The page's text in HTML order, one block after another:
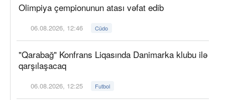
Olimpiya çempionunun atası vəfat edib
06.08.2026, 12:46 Cüdo
"Qarabağ" Konfrans Liqasında Danimarka klubu ilə
qarşılaşacaq
06.08.2026, 12:25 Futbol